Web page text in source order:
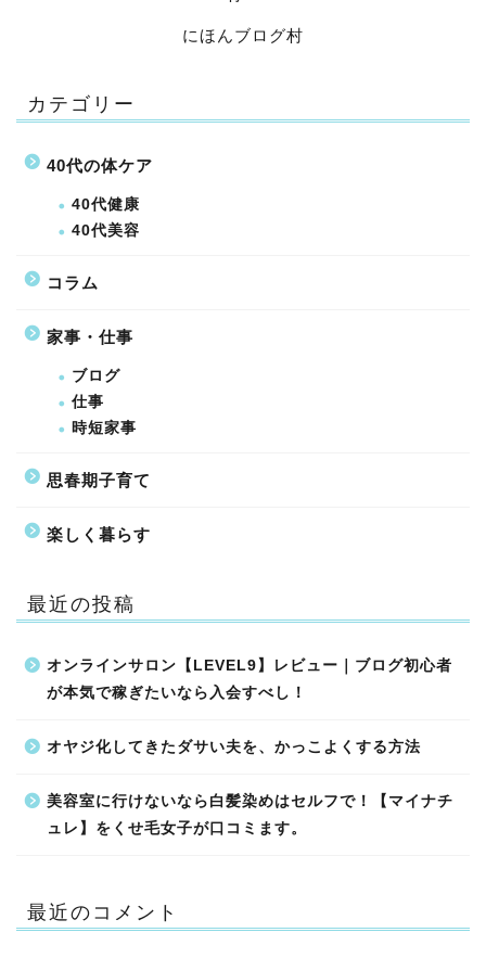
にほんブログ村
カテゴリー
40代の体ケア
40代健康
40代美容
コラム
家事・仕事
ブログ
仕事
時短家事
思春期子育て
楽しく暮らす
最近の投稿
オンラインサロン【LEVEL9】レビュー｜ブログ初心者
が本気で稼ぎたいなら入会すべし！
オヤジ化してきたダサい夫を、かっこよくする方法
美容室に行けないなら白髪染めはセルフで！【マイナチ
ュレ】をくせ毛女子が口コミます。
最近のコメント